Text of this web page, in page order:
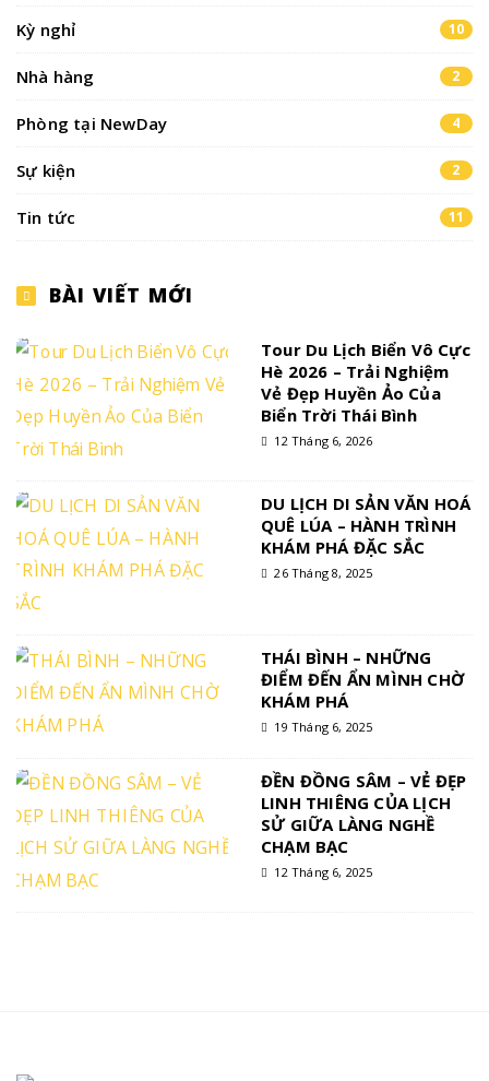
Kỳ nghỉ 10
Nhà hàng 2
Phòng tại NewDay 4
Sự kiện 2
Tin tức 11
BÀI VIẾT MỚI
Tour Du Lịch Biển Vô Cực
Hè 2026 – Trải Nghiệm
Vẻ Đẹp Huyền Ảo Của
Biển Trời Thái Bình
12 Tháng 6, 2026
DU LỊCH DI SẢN VĂN HOÁ
QUÊ LÚA – HÀNH TRÌNH
KHÁM PHÁ ĐẶC SẮC
26 Tháng 8, 2025
THÁI BÌNH – NHỮNG
ĐIỂM ĐẾN ẨN MÌNH CHỜ
KHÁM PHÁ
19 Tháng 6, 2025
ĐỀN ĐỒNG SÂM – VẺ ĐẸP
LINH THIÊNG CỦA LỊCH
SỬ GIỮA LÀNG NGHỀ
CHẠM BẠC
12 Tháng 6, 2025